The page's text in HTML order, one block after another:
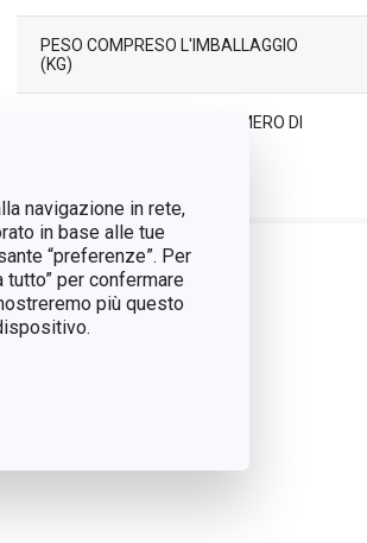
navigazione in rete,
in base alle tue
“preferenze”. Per
per confermare
più questo
PESO COMPRESO L'IMBALLAGGIO
(KG)
SCATOLA PRINCIPALE (NUMERO DI